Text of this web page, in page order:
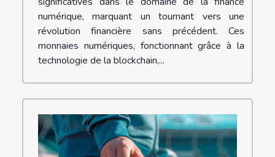
numérique, marquant un tournant vers une
révolution financière sans précédent. Ces
monnaies numériques, fonctionnant grâce à la
technologie de la blockchain,...